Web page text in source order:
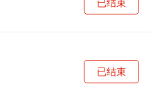
已结束
已结束